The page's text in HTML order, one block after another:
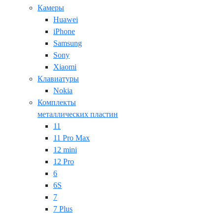
Камеры
Huawei
iPhone
Samsung
Sony
Xiaomi
Клавиатуры
Nokia
Комплекты
металлических пластин
11
11 Pro Max
12 mini
12 Pro
6
6S
7
7 Plus